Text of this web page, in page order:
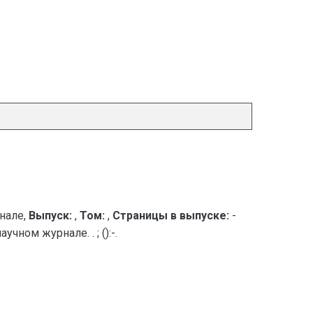
Выпуск: , Том: , Страницы в выпуске: -
журнале. . ; ():-.